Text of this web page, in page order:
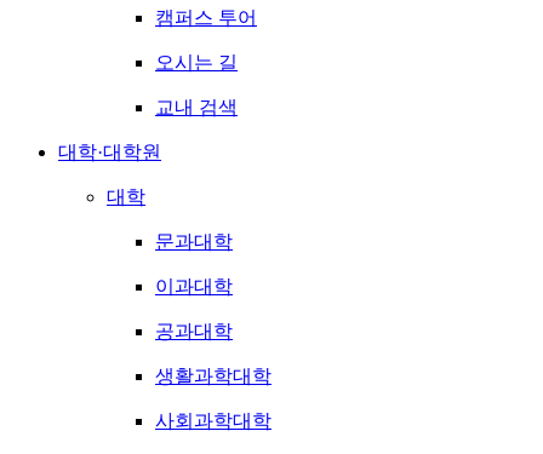
캠퍼스 투어
오시는 길
교내 검색
대학·대학원
대학
문과대학
이과대학
공과대학
생활과학대학
사회과학대학